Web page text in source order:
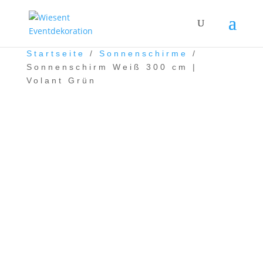
Startseite / Sonnenschirme
/
Sonnenschirm Weiß 300 cm |
Volant Grün